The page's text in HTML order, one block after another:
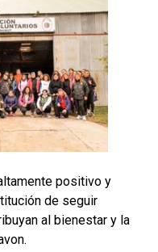
positivo y
de seguir
al bienestar y la